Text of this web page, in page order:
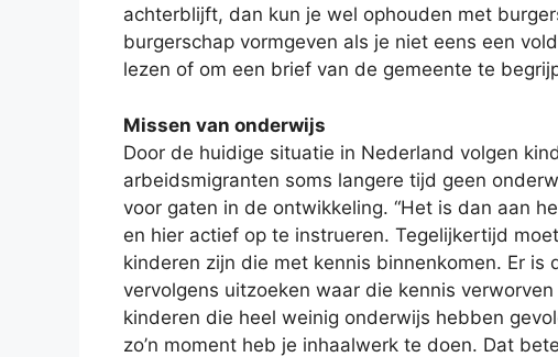
achterblijft, dan kun je wel ophouden met
burgerschap vormgeven als je niet eens een
lezen of om een brief van de gemeente te
Missen van onderwijs
Door de huidige situatie in Nederland volgen
arbeidsmigranten soms langere tijd geen
voor gaten in de ontwikkeling. “Het is dan aan
en hier actief op te instrueren. Tegelijkertijd
kinderen zijn die met kennis binnenkomen. Er
vervolgens uitzoeken waar die kennis
kinderen die heel weinig onderwijs hebben
zo’n moment heb je inhaalwerk te doen. Dat